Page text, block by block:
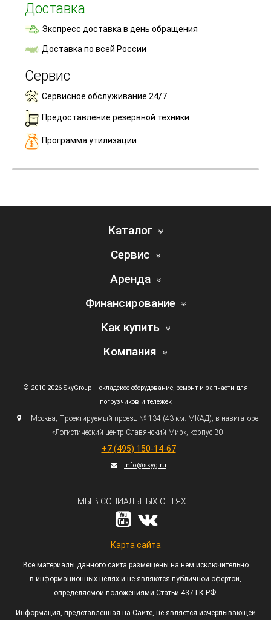
Доставка
Экспресс доставка в день обращения
Доставка по всей России
Сервис
Сервисное обслуживание 24/7
Предоставление резервной техники
Программа утилизации
Каталог
Сервис
Аренда
Финансирование
Как купить
Компания
© 2010-2026 SkyGroup – складское оборудование, ремонт и запчасти для
погрузчиков и тележек
г.Москва, Проектируемый проезд № 134 (43км. МКАД), в навигаторе
«Логистический центр Славянский Мир», корпус 30
+7 (495) 150-14-67
info@skyg.ru
МЫ В СОЦИАЛЬНЫХ СЕТЯХ:
Карта сайта
Все материалы данного сайта размещены на нем исключительно
в информационных целях и не являются публичной офертой,
определяемой положениями Статьи 437 ГК РФ.
Информация, представленная на Сайте, не является исчерпывающей.